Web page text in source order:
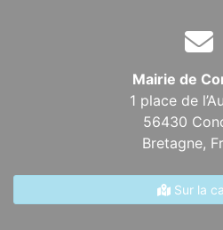
Mairie de
1 place de
56430
Bretagne,
Sur la